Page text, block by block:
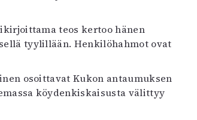
teos kertoo hänen
tyylillään. Henkilöhahmot ovat
osoittavat Kukon antaumuksen
köydenkiskaisusta välittyy